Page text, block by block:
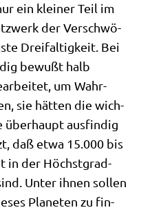
ein klei­ner Teil im
der Ver­schwö­
Drei­fal­tig­keit. Bei
bewußt halb
um Wahr­
sie hät­ten die wich­
über­haupt aus­fin­dig
daß etwa 15.000 bis
in der Höchst­grad-
Unter ihnen sol­len
Pla­ne­ten zu fin­